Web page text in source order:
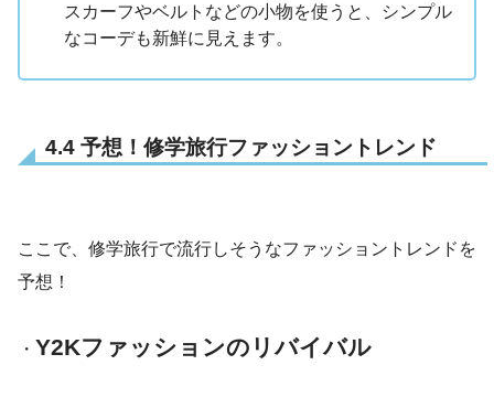
スカーフやベルトなどの小物を使うと、シンプル
なコーデも新鮮に見えます。
4.4 予想！修学旅行ファッショントレンド
ここで、修学旅行で流行しそうなファッショントレンドを
予想！
・ Y2Kファッションのリバイバル